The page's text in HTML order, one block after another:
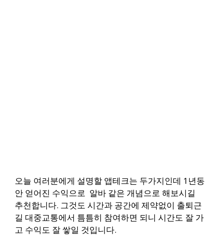
오늘 여러분에게 설명할 앱테크는 두가지인데 1년동
안 얻어진 수익으로 알바 같은 개념으로 해보시길
추천합니다. 그것도 시간과 공간에 제약없이 출퇴근
길 대중교통에서 틈틈히 참여하면 되니 시간도 잘 가
고 수익도 잘 쌓일 것입니다.